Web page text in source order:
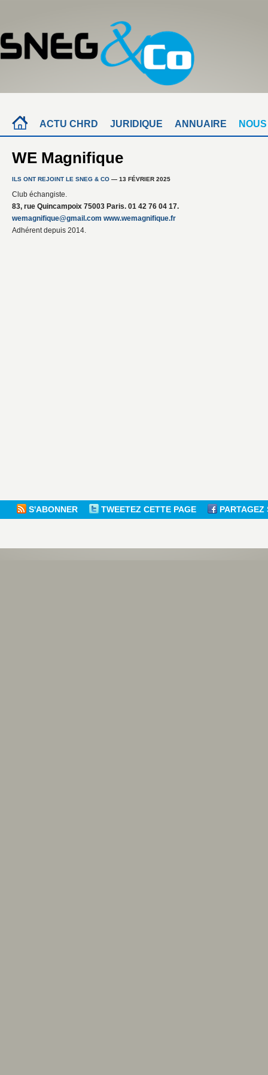
ACTU CHRD JURIDIQUE ANNUAIRE
WE Magnifique
ILS ONT REJOINT LE SNEG & CO — 13 FÉVRIER 2025
Club échangiste.
83, rue Quincampoix 75003 Paris. 01 42 76 04 17.
wemagnifique@gmail.com www.wemagnifique.fr
Adhérent depuis 2014.
S'ABONNER TWEETEZ CETTE PAGE PARTAGEZ